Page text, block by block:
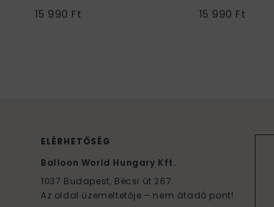
15 990 Ft 15 990 Ft
ELÉRHETŐSÉG
Balloon World Hungary Kft.
1037 Budapest, Bécsi út 267.
Az oldal üzemeltetője – nem átadó pont!